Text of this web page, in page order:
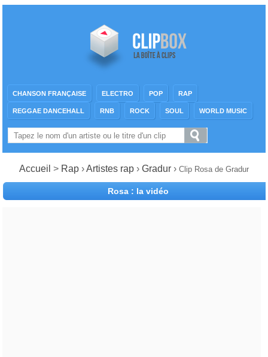
CHANSON FRANÇAISE ELECTRO POP RAP
REGGAE DANCEHALL RNB ROCK SOUL WORLD MUSIC
Accueil > Rap ›Artistes rap › Gradur › Clip Rosa de Gradur
Rosa : la vidéo